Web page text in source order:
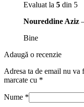
Evaluat la 5 din 5
Noureddine Aziz
Bine
Adaugă o recenzie
Adresa ta de email nu va
marcate cu *
Nume *